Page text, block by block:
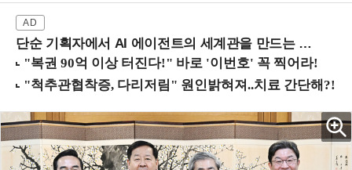
단순 기획자에서 AI 에이전트의 세계관을 만드는 지식 설계자로.. (8/20 강남역)